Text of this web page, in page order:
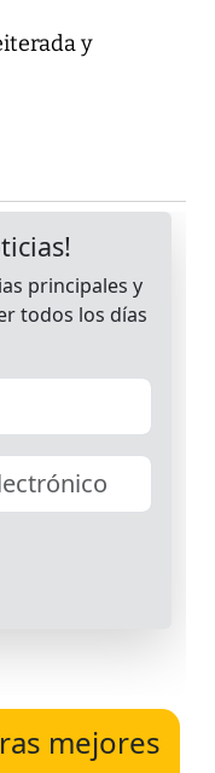
y
mejores